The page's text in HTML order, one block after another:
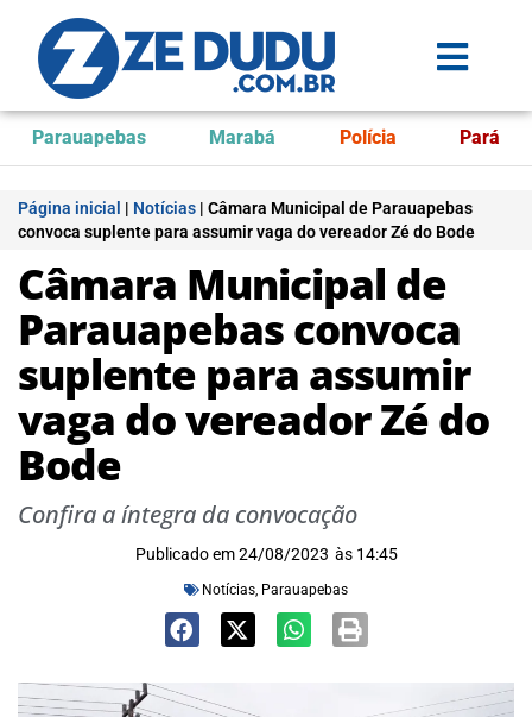
Parauapebas Marabá Polícia Pará
Página inicial | Notícias | Câmara Municipal de Parauapebas
convoca suplente para assumir vaga do vereador Zé do Bode
Câmara Municipal de
Parauapebas convoca
suplente para assumir
vaga do vereador Zé do
Bode
Confira a íntegra da convocação
Publicado em 24/08/2023 às 14:45
Notícias, Parauapebas